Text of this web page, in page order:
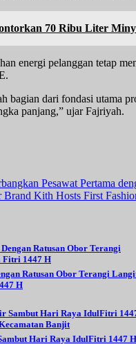
70 Ribu Liter
energi pelanggan tetap
bagian dari fondasi utama
panjang,” ujar Fajriyah.
Pesawat Pertama
Brand Kith Hosts First
Ratusan Obor Terangi
H
Hari Raya IdulFitri 1447